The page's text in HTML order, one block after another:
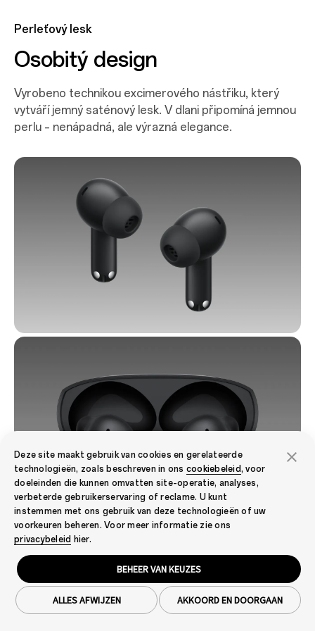
Perleťový lesk
Osobitý design
Vyrobeno technikou excimerového nástřiku, který
vytváří jemný saténový lesk. V dlani připomíná jemnou
perlu – nenápadná, ale výrazná elegance.
Deze site maakt gebruik van cookies en gerelateerde
technologieën, zoals beschreven in ons cookiebeleid, voor
doeleinden die kunnen omvatten site-operatie, analyses,
verbeterde gebruikerservaring of reclame. U kunt
instemmen met ons gebruik van deze technologieën of uw
voorkeuren beheren. Voor meer informatie zie ons
privacybeleid hier.
BEHEER VAN KEUZES
AKKOORD EN DOORGAAN
ALLES AFWIJZEN